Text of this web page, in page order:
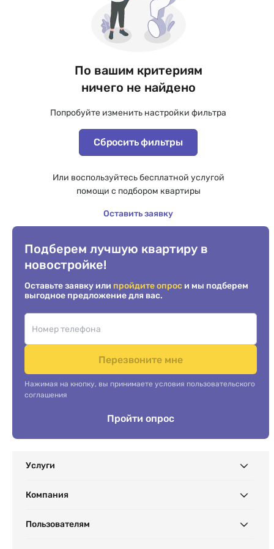
По вашим критериям
ничего не найдено
Попробуйте изменить настройки фильтра
Сбросить фильтры
Или воспользуйтесь бесплатной услугой
помощи с подбором квартиры
Оставить заявку
Подберем лучшую квартиру в
новостройке!
Оставьте заявку или пройдите опрос и мы подберем
выгодное предложение для вас.
Перезвоните мне
Нажимая на кнопку, вы принимаете условия пользовательского
соглашения
Пройти опрос
Услуги
Компания
Пользователям